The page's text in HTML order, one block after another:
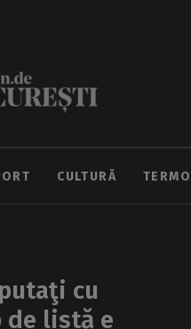
CULTURĂ
cu
de listă e